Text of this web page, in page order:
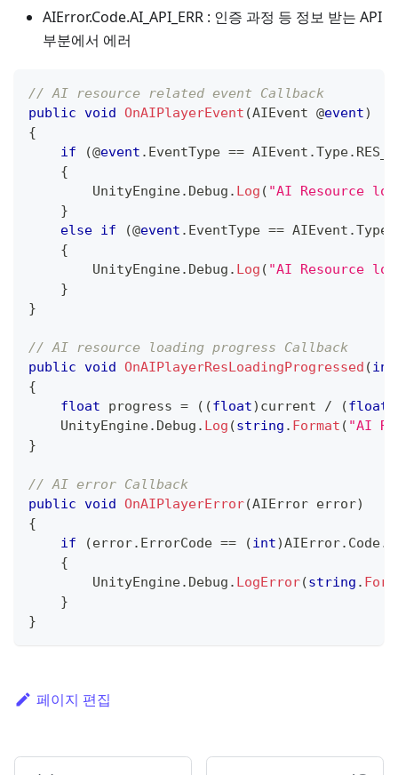
AIError.Code.AI_API_ERR : 인증 과정 등 정보 받는 API
부분에서 에러
// AI resource related event Callback
public void OnAIPlayerEvent (AIEvent @event)
{
if
(@event . EventType == AIEvent .Type.
{
        UnityEngine
. Debug . Log ( "AI Resource
}
else if (@event . EventType == AIEvent .Type
{
        UnityEngine
. Debug . Log ( "AI Resource
}
}
// AI resource loading progress Callback
public void OnAIPlayerResLoadingProgressed (int
{
float progress = ( (float) current / (float
    UnityEngine
. Debug . Log (string . Format ( "AI
}
// AI error Callback
public void OnAIPlayerError(AIError error)
{
if
(error. ErrorCode == (int)AIError. Code.
{
        UnityEngine
. Debug . LogError(string .
}
}
페이지 편집